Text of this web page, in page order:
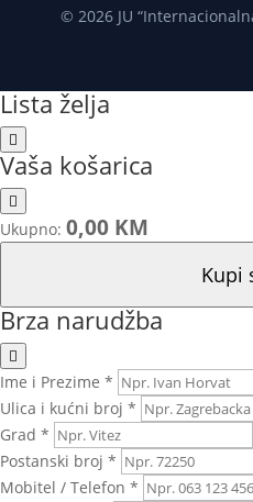
© 2026 JU
Lista želja
Vaša košarica
Ukupno: 0,00 KM
Kupi
Brza narudžba
Ime i Prezime *
Ulica i kućni broj *
Grad *
Postanski broj *
Mobitel / Telefon *